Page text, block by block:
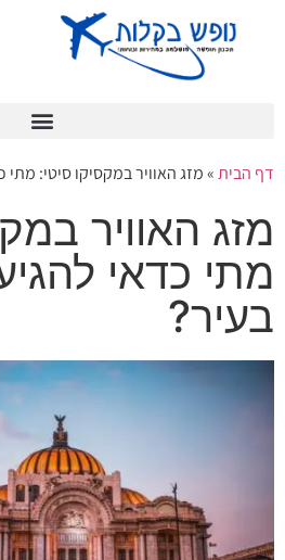
דף הבית»מזג האוויר במקסיקו סיטי:
מזג האוויר
מתי כדאי
בעיר?